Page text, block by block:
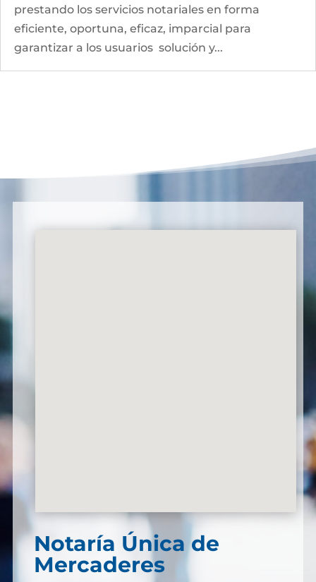
prestando los servicios notariales en forma
eficiente, oportuna, eficaz, imparcial para
garantizar a los usuarios solución y...
Notaría Única de
Mercaderes